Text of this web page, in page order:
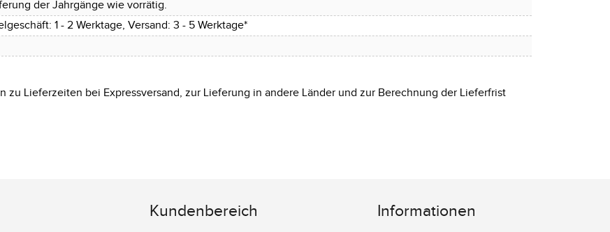
der Jahrgänge wie vorrätig.
1 - 2 Werktage, Versand: 3 - 5 Werktage*
zu Lieferzeiten bei Expressversand, zur Lieferung in andere Länder und zur Berechnung der Lieferfrist
Kundenbereich Informationen